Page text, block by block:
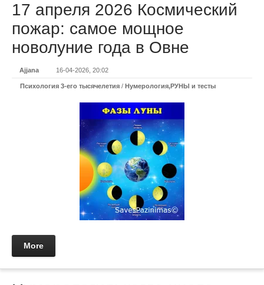
17 апреля 2026 Космический
пожар: самое мощное
новолуние года в Овне
Ajjana 16-04-2026, 20:02
Психология 3-его тысячелетия / Нумерология,РУНЫ и тесты
More